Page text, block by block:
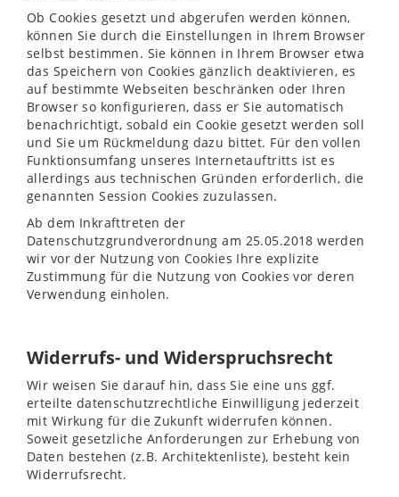
Ob Cookies gesetzt und abgerufen werden können,
können Sie durch die Einstellungen in Ihrem Browser
selbst bestimmen. Sie können in Ihrem Browser etwa
das Speichern von Cookies gänzlich deaktivieren, es
auf bestimmte Webseiten beschränken oder Ihren
Browser so konfigurieren, dass er Sie automatisch
benachrichtigt, sobald ein Cookie gesetzt werden soll
und Sie um Rückmeldung dazu bittet. Für den vollen
Funktionsumfang unseres Internetauftritts ist es
allerdings aus technischen Gründen erforderlich, die
genannten Session Cookies zuzulassen.
Ab dem Inkrafttreten der
Datenschutzgrundverordnung am 25.05.2018 werden
wir vor der Nutzung von Cookies Ihre explizite
Zustimmung für die Nutzung von Cookies vor deren
Verwendung einholen.
Widerrufs- und Widerspruchsrecht
Wir weisen Sie darauf hin, dass Sie eine uns ggf.
erteilte datenschutzrechtliche Einwilligung jederzeit
mit Wirkung für die Zukunft widerrufen können.
Soweit gesetzliche Anforderungen zur Erhebung von
Daten bestehen (z.B. Architektenliste), besteht kein
Widerrufsrecht.